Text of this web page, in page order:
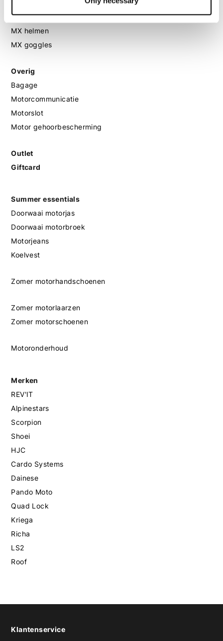
MX protectie
MX helmen
MX goggles
Overig
Bagage
Motorcommunicatie
Motorslot
Motor gehoorbescherming
Outlet
Giftcard
Summer essentials
Doorwaai motorjas
Doorwaai motorbroek
Motorjeans
Koelvest
Zomer motorhandschoenen
Zomer motorlaarzen
Zomer motorschoenen
Motoronderhoud
Merken
REV'IT
Alpinestars
Scorpion
Shoei
HJC
Cardo Systems
Dainese
Pando Moto
Quad Lock
Kriega
Richa
LS2
Roof
Klantenservice